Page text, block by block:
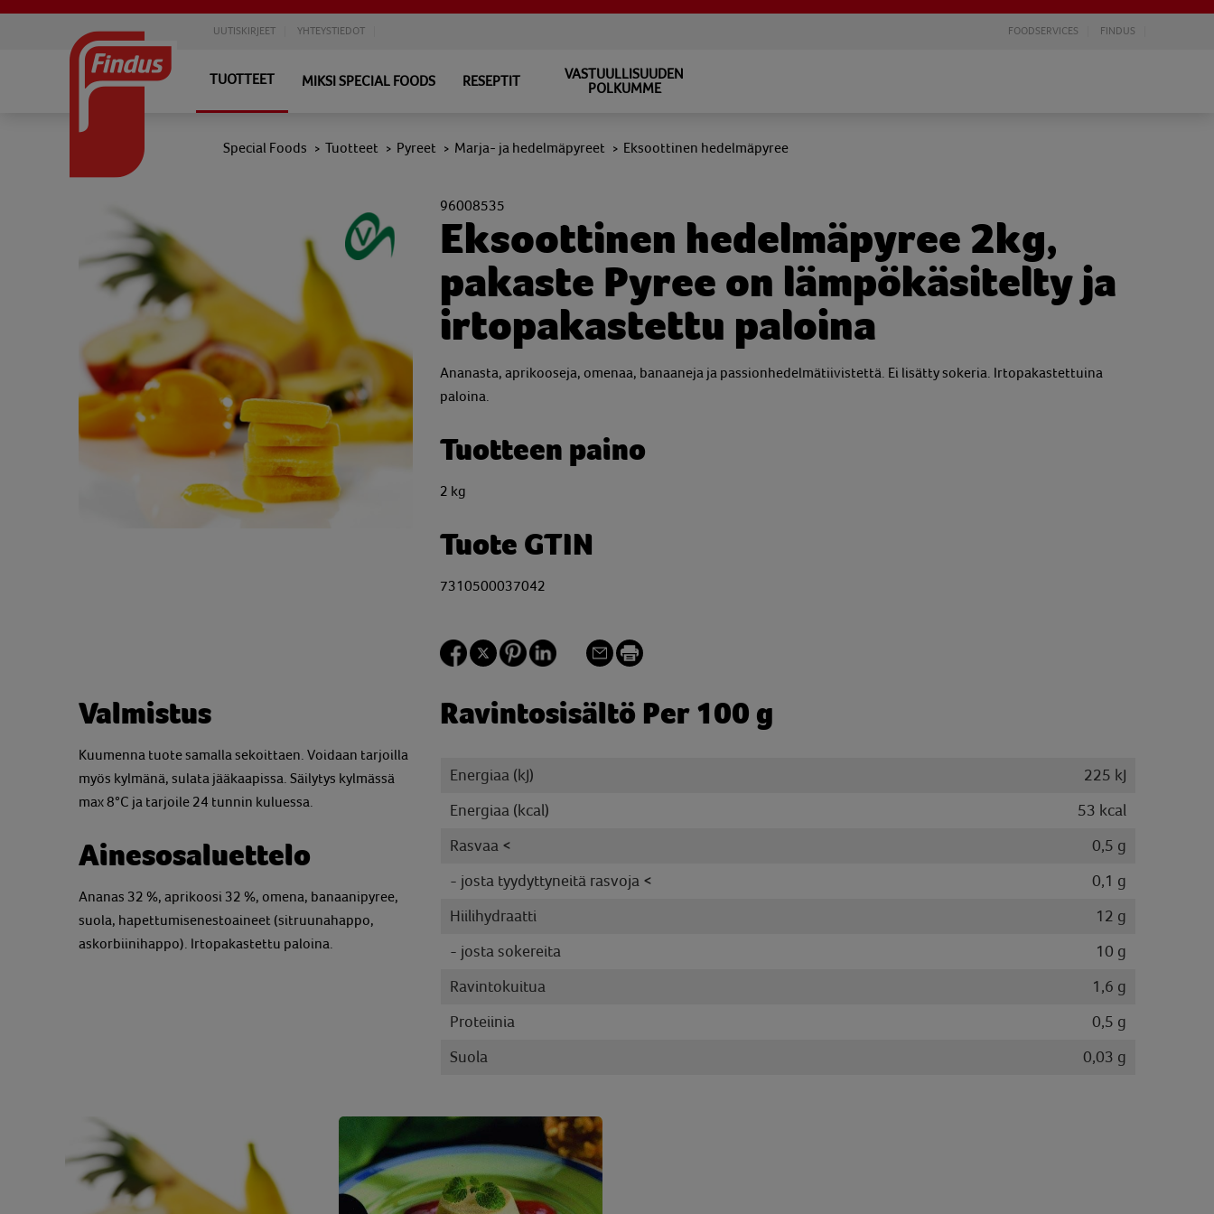
UUTISKIRJEET YHTEYSTIEDOT FOODSERVICES FINDUS
TUOTTEET MIKSI SPECIAL FOODS RESEPTIT
VASTUULLISUUDEN
POLKUMME
Special Foods > Tuotteet > Pyreet > Marja- ja hedelmäpyreet > Eksoottinen hedelmäpyree
96008535
Eksoottinen hedelmäpyree 2kg,
pakaste Pyree on lämpökäsitelty ja
irtopakastettu paloina
Ananasta, aprikooseja, omenaa, banaaneja ja passionhedelmätiivistettä. Ei lisätty sokeria. Irtopakastettuina
paloina.
Tuotteen paino
2 kg
Tuote GTIN
7310500037042
Valmistus
Kuumenna tuote samalla sekoittaen. Voidaan tarjoilla
myös kylmänä, sulata jääkaapissa. Säilytys kylmässä
max 8°C ja tarjoile 24 tunnin kuluessa.
Ainesosaluettelo
Ananas 32 %, aprikoosi 32 %, omena, banaanipyree,
suola, hapettumisenestoaineet (sitruunahappo,
askorbiinihappo). Irtopakastettu paloina.
Ravintosisältö Per 100 g
Energiaa (kJ)
225 kJ
Energiaa (kcal)
53 kcal
Rasvaa <
0,5 g
- josta tyydyttyneitä rasvoja <
0,1 g
Hiilihydraatti
12 g
- josta sokereita
10 g
Ravintokuitua
1,6 g
Proteiinia
0,5 g
Suola
0,03 g